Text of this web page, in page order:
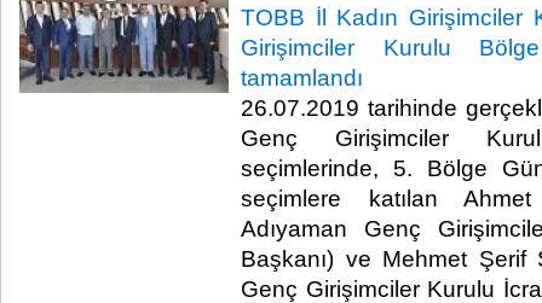
TOBB İl Kadın
Girişimciler Kurulu
tamamlandı
26.07.2019 tarihinde
Genç Girişimciler
seçimlerinde, 5. Bölge
seçimlere katılan
Adıyaman Genç
Başkanı) ve Mehmet Şerif
Genç Girişimciler Kurulu